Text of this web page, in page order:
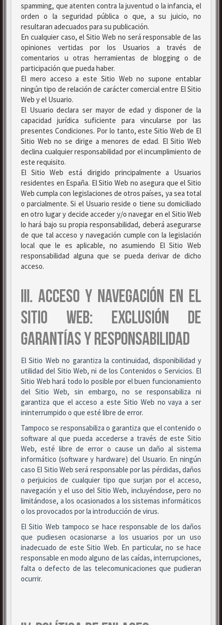
spamming, que atenten contra la juventud o la infancia, el
orden o la seguridad pública o que, a su juicio, no
resultaran adecuados para su publicación.
En cualquier caso, el Sitio Web no será responsable de las
opiniones vertidas por los Usuarios a través de
comentarios u otras herramientas de blogging o de
participación que pueda haber.
El mero acceso a este Sitio Web no supone entablar
ningún tipo de relación de carácter comercial entre El Sitio
Web y el Usuario.
El Usuario declara ser mayor de edad y disponer de la
capacidad jurídica suficiente para vincularse por las
presentes Condiciones. Por lo tanto, este Sitio Web de El
Sitio Web no se dirige a menores de edad. El Sitio Web
declina cualquier responsabilidad por el incumplimiento de
este requisito.
El Sitio Web está dirigido principalmente a Usuarios
residentes en España. El Sitio Web no asegura que el Sitio
Web cumpla con legislaciones de otros países, ya sea total
o parcialmente. Si el Usuario reside o tiene su domiciliado
en otro lugar y decide acceder y/o navegar en el Sitio Web
lo hará bajo su propia responsabilidad, deberá asegurarse
de que tal acceso y navegación cumple con la legislación
local que le es aplicable, no asumiendo El Sitio Web
responsabilidad alguna que se pueda derivar de dicho
acceso.
III. ACCESO Y NAVEGACIÓN EN EL
SITIO WEB: EXCLUSIÓN DE
GARANTÍAS Y RESPONSABILIDAD
El Sitio Web no garantiza la continuidad, disponibilidad y
utilidad del Sitio Web, ni de los Contenidos o Servicios. El
Sitio Web hará todo lo posible por el buen funcionamiento
del Sitio Web, sin embargo, no se responsabiliza ni
garantiza que el acceso a este Sitio Web no vaya a ser
ininterrumpido o que esté libre de error.
Tampoco se responsabiliza o garantiza que el contenido o
software al que pueda accederse a través de este Sitio
Web, esté libre de error o cause un daño al sistema
informático (software y hardware) del Usuario. En ningún
caso El Sitio Web será responsable por las pérdidas, daños
o perjuicios de cualquier tipo que surjan por el acceso,
navegación y el uso del Sitio Web, incluyéndose, pero no
limitándose, a los ocasionados a los sistemas informáticos
o los provocados por la introducción de virus.
El Sitio Web tampoco se hace responsable de los daños
que pudiesen ocasionarse a los usuarios por un uso
inadecuado de este Sitio Web. En particular, no se hace
responsable en modo alguno de las caídas, interrupciones,
falta o defecto de las telecomunicaciones que pudieran
ocurrir.